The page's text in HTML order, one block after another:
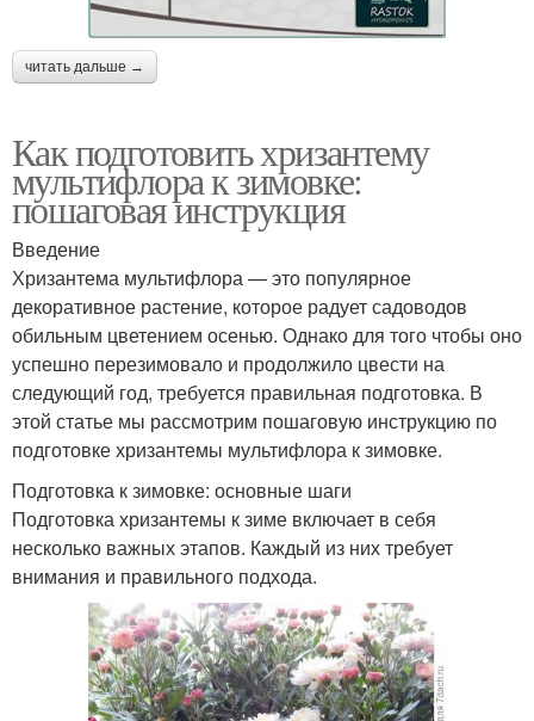
читать дальше →
Как подготовить хризантему
мультифлора к зимовке:
пошаговая инструкция
Введение
Хризантема мультифлора — это популярное
декоративное растение, которое радует садоводов
обильным цветением осенью. Однако для того чтобы оно
успешно перезимовало и продолжило цвести на
следующий год, требуется правильная подготовка. В
этой статье мы рассмотрим пошаговую инструкцию по
подготовке хризантемы мультифлора к зимовке.
Подготовка к зимовке: основные шаги
Подготовка хризантемы к зиме включает в себя
несколько важных этапов. Каждый из них требует
внимания и правильного подхода.